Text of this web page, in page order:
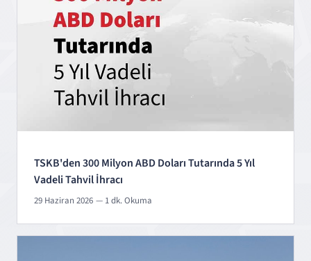
TSKB'den 300 Milyon ABD Doları Tutarında 5 Yıl
Vadeli Tahvil İhracı
29 Haziran 2026 — 1 dk. Okuma